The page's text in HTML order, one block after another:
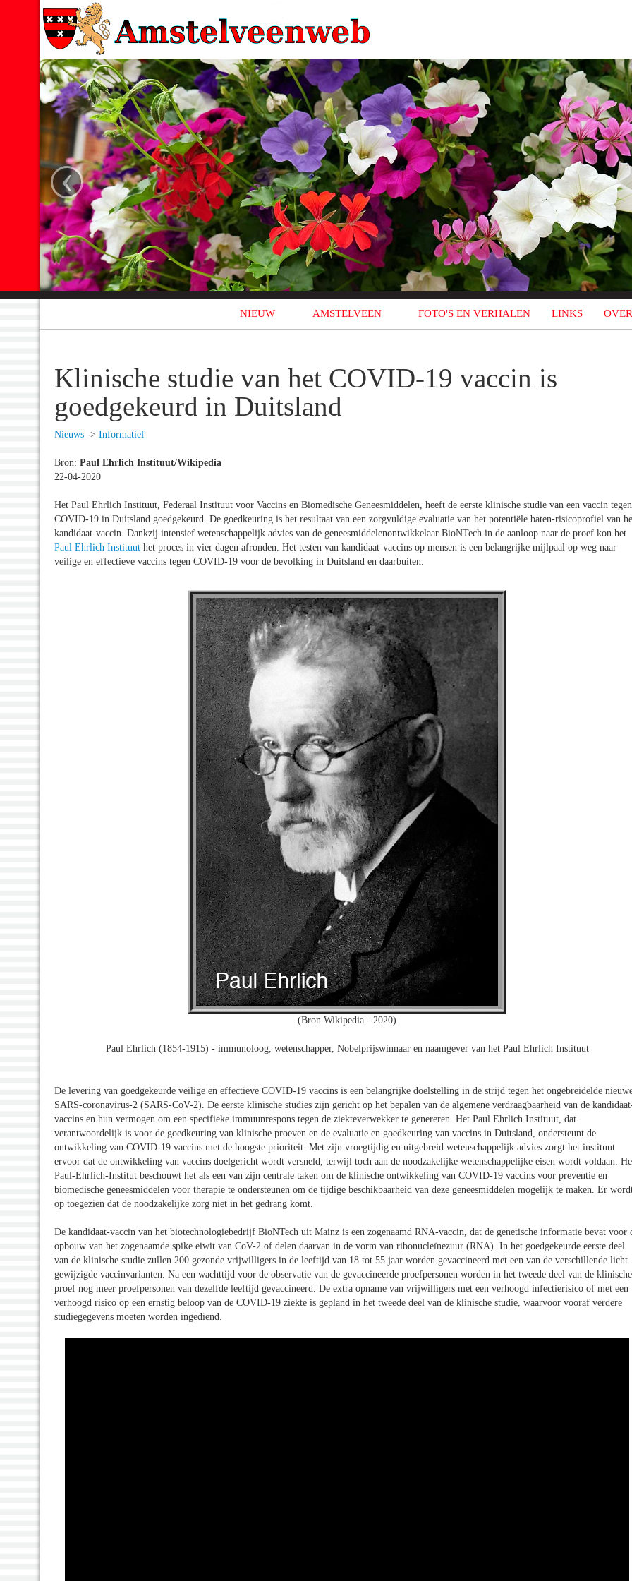
‹
NIEUW AMSTELVEEN FOTO'S EN VERHALEN LINKS
Klinische studie van het COVID-19 vaccin is
goedgekeurd in Duitsland
Nieuws -> Informatief
Bron: Paul Ehrlich Instituut/Wikipedia
22-04-2020
Het Paul Ehrlich Instituut, Federaal Instituut voor Vaccins en Biomedische Geneesmiddelen, heeft de eerste klinische studie van een vaccin tegen
COVID-19 in Duitsland goedgekeurd. De goedkeuring is het resultaat van een zorgvuldige evaluatie van het potentiële baten-risicoprofiel van
kandidaat-vaccin. Dankzij intensief wetenschappelijk advies van de geneesmiddelenontwikkelaar BioNTech in de aanloop naar de proef kon het
Paul Ehrlich Instituut het proces in vier dagen afronden. Het testen van kandidaat-vaccins op mensen is een belangrijke mijlpaal op weg naar
veilige en effectieve vaccins tegen COVID-19 voor de bevolking in Duitsland en daarbuiten.
(Bron Wikipedia - 2020)
Paul Ehrlich (1854-1915) - immunoloog, wetenschapper, Nobelprijswinnaar en naamgever van het Paul Ehrlich Instituut
De levering van goedgekeurde veilige en effectieve COVID-19 vaccins is een belangrijke doelstelling in de strijd tegen het ongebreidelde
SARS-coronavirus-2 (SARS-CoV-2). De eerste klinische studies zijn gericht op het bepalen van de algemene verdraagbaarheid van de
vaccins en hun vermogen om een specifieke immuunrespons tegen de ziekteverwekker te genereren. Het Paul Ehrlich Instituut, dat
verantwoordelijk is voor de goedkeuring van klinische proeven en de evaluatie en goedkeuring van vaccins in Duitsland, ondersteunt de
ontwikkeling van COVID-19 vaccins met de hoogste prioriteit. Met zijn vroegtijdig en uitgebreid wetenschappelijk advies zorgt het instituut
ervoor dat de ontwikkeling van vaccins doelgericht wordt versneld, terwijl toch aan de noodzakelijke wetenschappelijke eisen wordt voldaan.
Paul-Ehrlich-Institut beschouwt het als een van zijn centrale taken om de klinische ontwikkeling van COVID-19 vaccins voor preventie en
biomedische geneesmiddelen voor therapie te ondersteunen om de tijdige beschikbaarheid van deze geneesmiddelen mogelijk te maken. Er
op toegezien dat de noodzakelijke zorg niet in het gedrang komt.
De kandidaat-vaccin van het biotechnologiebedrijf BioNTech uit Mainz is een zogenaamd RNA-vaccin, dat de genetische informatie bevat voor
opbouw van het zogenaamde spike eiwit van CoV-2 of delen daarvan in de vorm van ribonucleïnezuur (RNA). In het goedgekeurde eerste deel
van de klinische studie zullen 200 gezonde vrijwilligers in de leeftijd van 18 tot 55 jaar worden gevaccineerd met een van de verschillende licht
gewijzigde vaccinvarianten. Na een wachttijd voor de observatie van de gevaccineerde proefpersonen worden in het tweede deel van de klinische
proef nog meer proefpersonen van dezelfde leeftijd gevaccineerd. De extra opname van vrijwilligers met een verhoogd infectierisico of met een
verhoogd risico op een ernstig beloop van de COVID-19 ziekte is gepland in het tweede deel van de klinische studie, waarvoor vooraf verdere
studiegegevens moeten worden ingediend.